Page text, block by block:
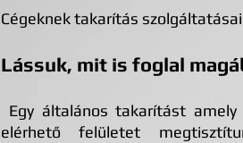
Cégeknek takarítás
Lássuk, mit is foglal
Egy általános takarítást
elérhető felületet